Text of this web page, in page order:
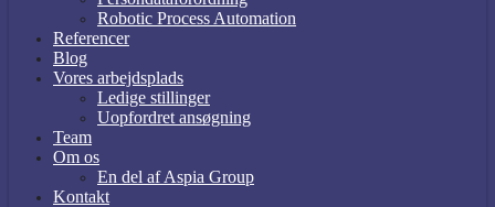
Robotic Process Automation
Referencer
Blog
Vores arbejdsplads
Ledige stillinger
Uopfordret ansøgning
Team
Om os
En del af Aspia Group
Kontakt